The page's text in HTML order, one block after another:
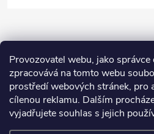
Provozovatel webu, jako
zpracovává na tomto webu
prostředí webových stránek, pro
cílenou reklamu. Dalším
vyjadřujete souhlas s jejich